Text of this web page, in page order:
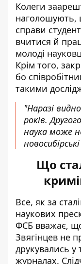
Колеги
наголошують,
справи
вчитися й
молоді
Крім того,
бо
такими
"Наразі
років.
наука може
Що
Все, як за
наукових
ФСБ вважає,
Звягінцев не
друкувались у
журналах.